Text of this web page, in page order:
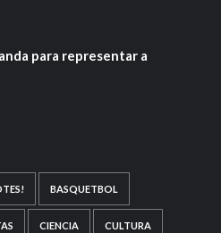
para representar a
BASQUETBOL
CIENCIA CULTURA